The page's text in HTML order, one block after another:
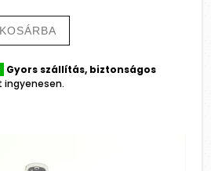
KOSÁRBA
Gyors szállítás, biztonságos
ingyenesen.